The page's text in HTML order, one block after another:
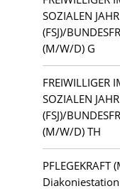
Guben
Halle (Saale)
Kloster Lehnin
Lauchhammer
Letschin
SOZIALEN JAHR
(FSJ)/
(M/W/D) G
FREIWILLIGER
SOZIALEN JAHR
(FSJ)/
(M/W/D) TH